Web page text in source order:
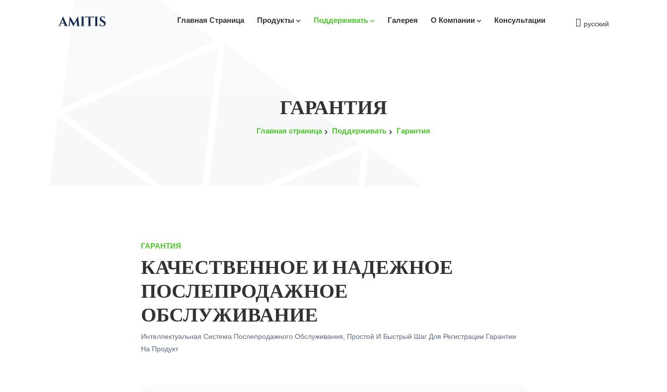
Главная Страница Продукты Поддерживать Галерея О Компании Консультации русский
ГАРАНТИЯ
Главная страница Поддерживать Гарантия
ГАРАНТИЯ
КАЧЕСТВЕННОЕ И НАДЕЖНОЕ
ПОСЛЕПРОДАЖНОЕ
ОБСЛУЖИВАНИЕ
Интеллектуальная Система Послепродажного Обслуживания, Простой И Быстрый Шаг Для Регистрации Гарантии
На Продукт